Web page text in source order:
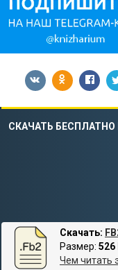
СКАЧАТЬ
Скачать:
Размер: 526
Чем читать